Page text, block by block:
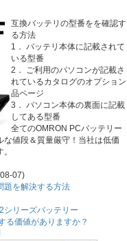
互換バッテリの型番をを確認す
る方法
1． バッテリ本体に記載されて
いる型番
2． ご利用のパソコンが記載さ
れているカタログのオプション
品ページ
3． パソコン本体の裏面に記載
してある型番
全てのOMRON PCバッテリー
値段＆質量厳守！当社は低価
07)
題を解決する方法
シリーズバッテリー
る価値がありますか？